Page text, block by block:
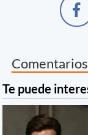
Comentarios